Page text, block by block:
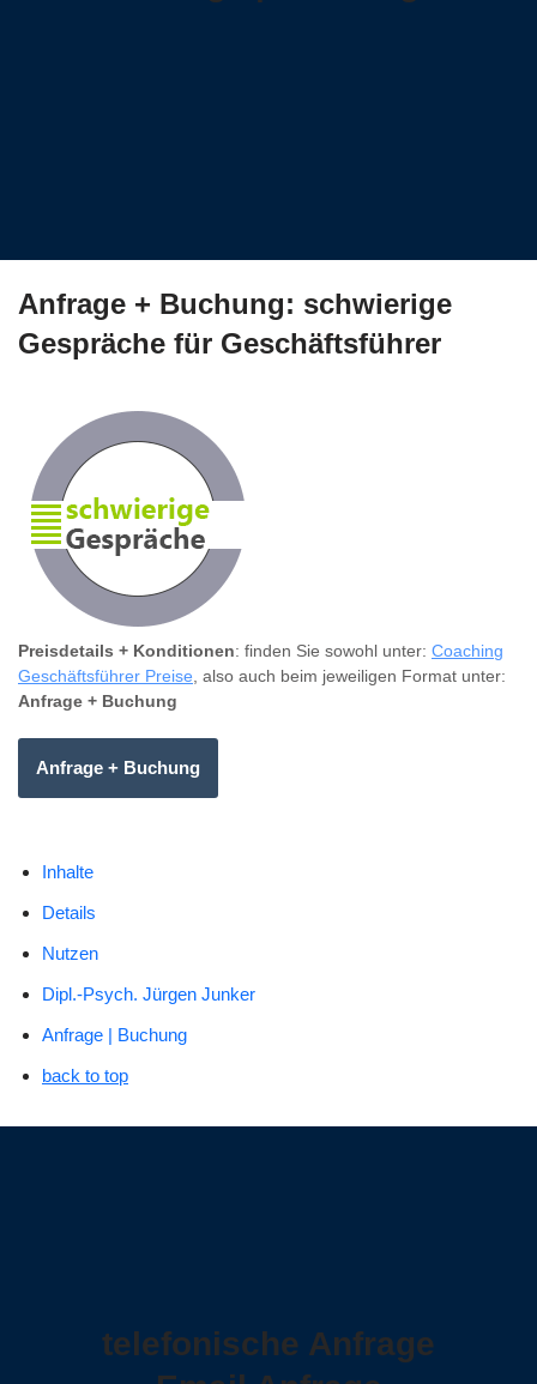
Anfrage + Buchung: schwierige
Gespräche für Geschäftsführer
Preisdetails + Konditionen: finden Sie sowohl unter: Coaching
Geschäftsführer Preise , also auch beim jeweiligen Format unter:
Anfrage + Buchung
Anfrage + Buchung
Inhalte
Details
Nutzen
Dipl.-Psych. Jürgen Junker
Anfrage | Buchung
back to top
telefonische Anfrage